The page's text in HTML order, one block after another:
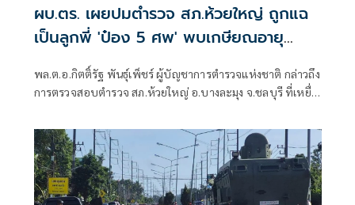
ผบ.ตร. เผยปมตำรวจ สภ.ห้วยใหญ่ ถูกแฉ
เป็นลูกพี่ 'ป๋อง 5 ศพ' พบเกษียณอายุ
ตั้งแต่ปี 57
พล.ต.อ.กิตติ์รัฐ พันธุ์เพ็ชร์ ผู้บัญชาการตำรวจแห่งชาติ กล่าวถึง
การตรวจสอบตำรวจ สภ.ห้วยใหญ่ อ.บางละมุง จ.ชลบุรี ที่เหยื่อ
มาระบุว่า นายป๋องเป็นเด็กเดินยาของตำรวจ สภ.ห้วยใหญ่